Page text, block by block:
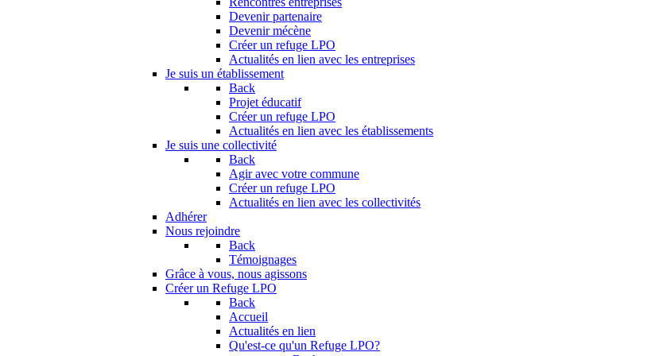
Devenir partenaire
Devenir mécène
Créer un refuge LPO
Actualités en lien avec les entreprises
Je suis un établissement
Back
Projet éducatif
Créer un refuge LPO
Actualités en lien avec les établissements
Je suis une collectivité
Back
Agir avec votre commune
Créer un refuge LPO
Actualités en lien avec les collectivités
Adhérer
Nous rejoindre
Back
Témoignages
Grâce à vous, nous agissons
Créer un Refuge LPO
Back
Accueil
Actualités en lien
Qu'est-ce qu'un Refuge LPO?